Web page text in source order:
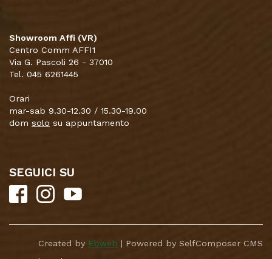
Showroom Affi (VR)
Centro Comm AFFI1
Via G. Pascoli 26 - 37010
Tel. 045 6261445
Orari
mar-sab 9.30-12.30 / 15.30-19.00
dom solo su appuntamento
SEGUICI SU
Created by Ebweb | Powered by SelfComposer CMS